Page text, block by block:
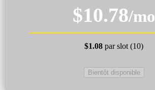
$10.78/mo
$1.08 par slot (10)
Bientôt disponible